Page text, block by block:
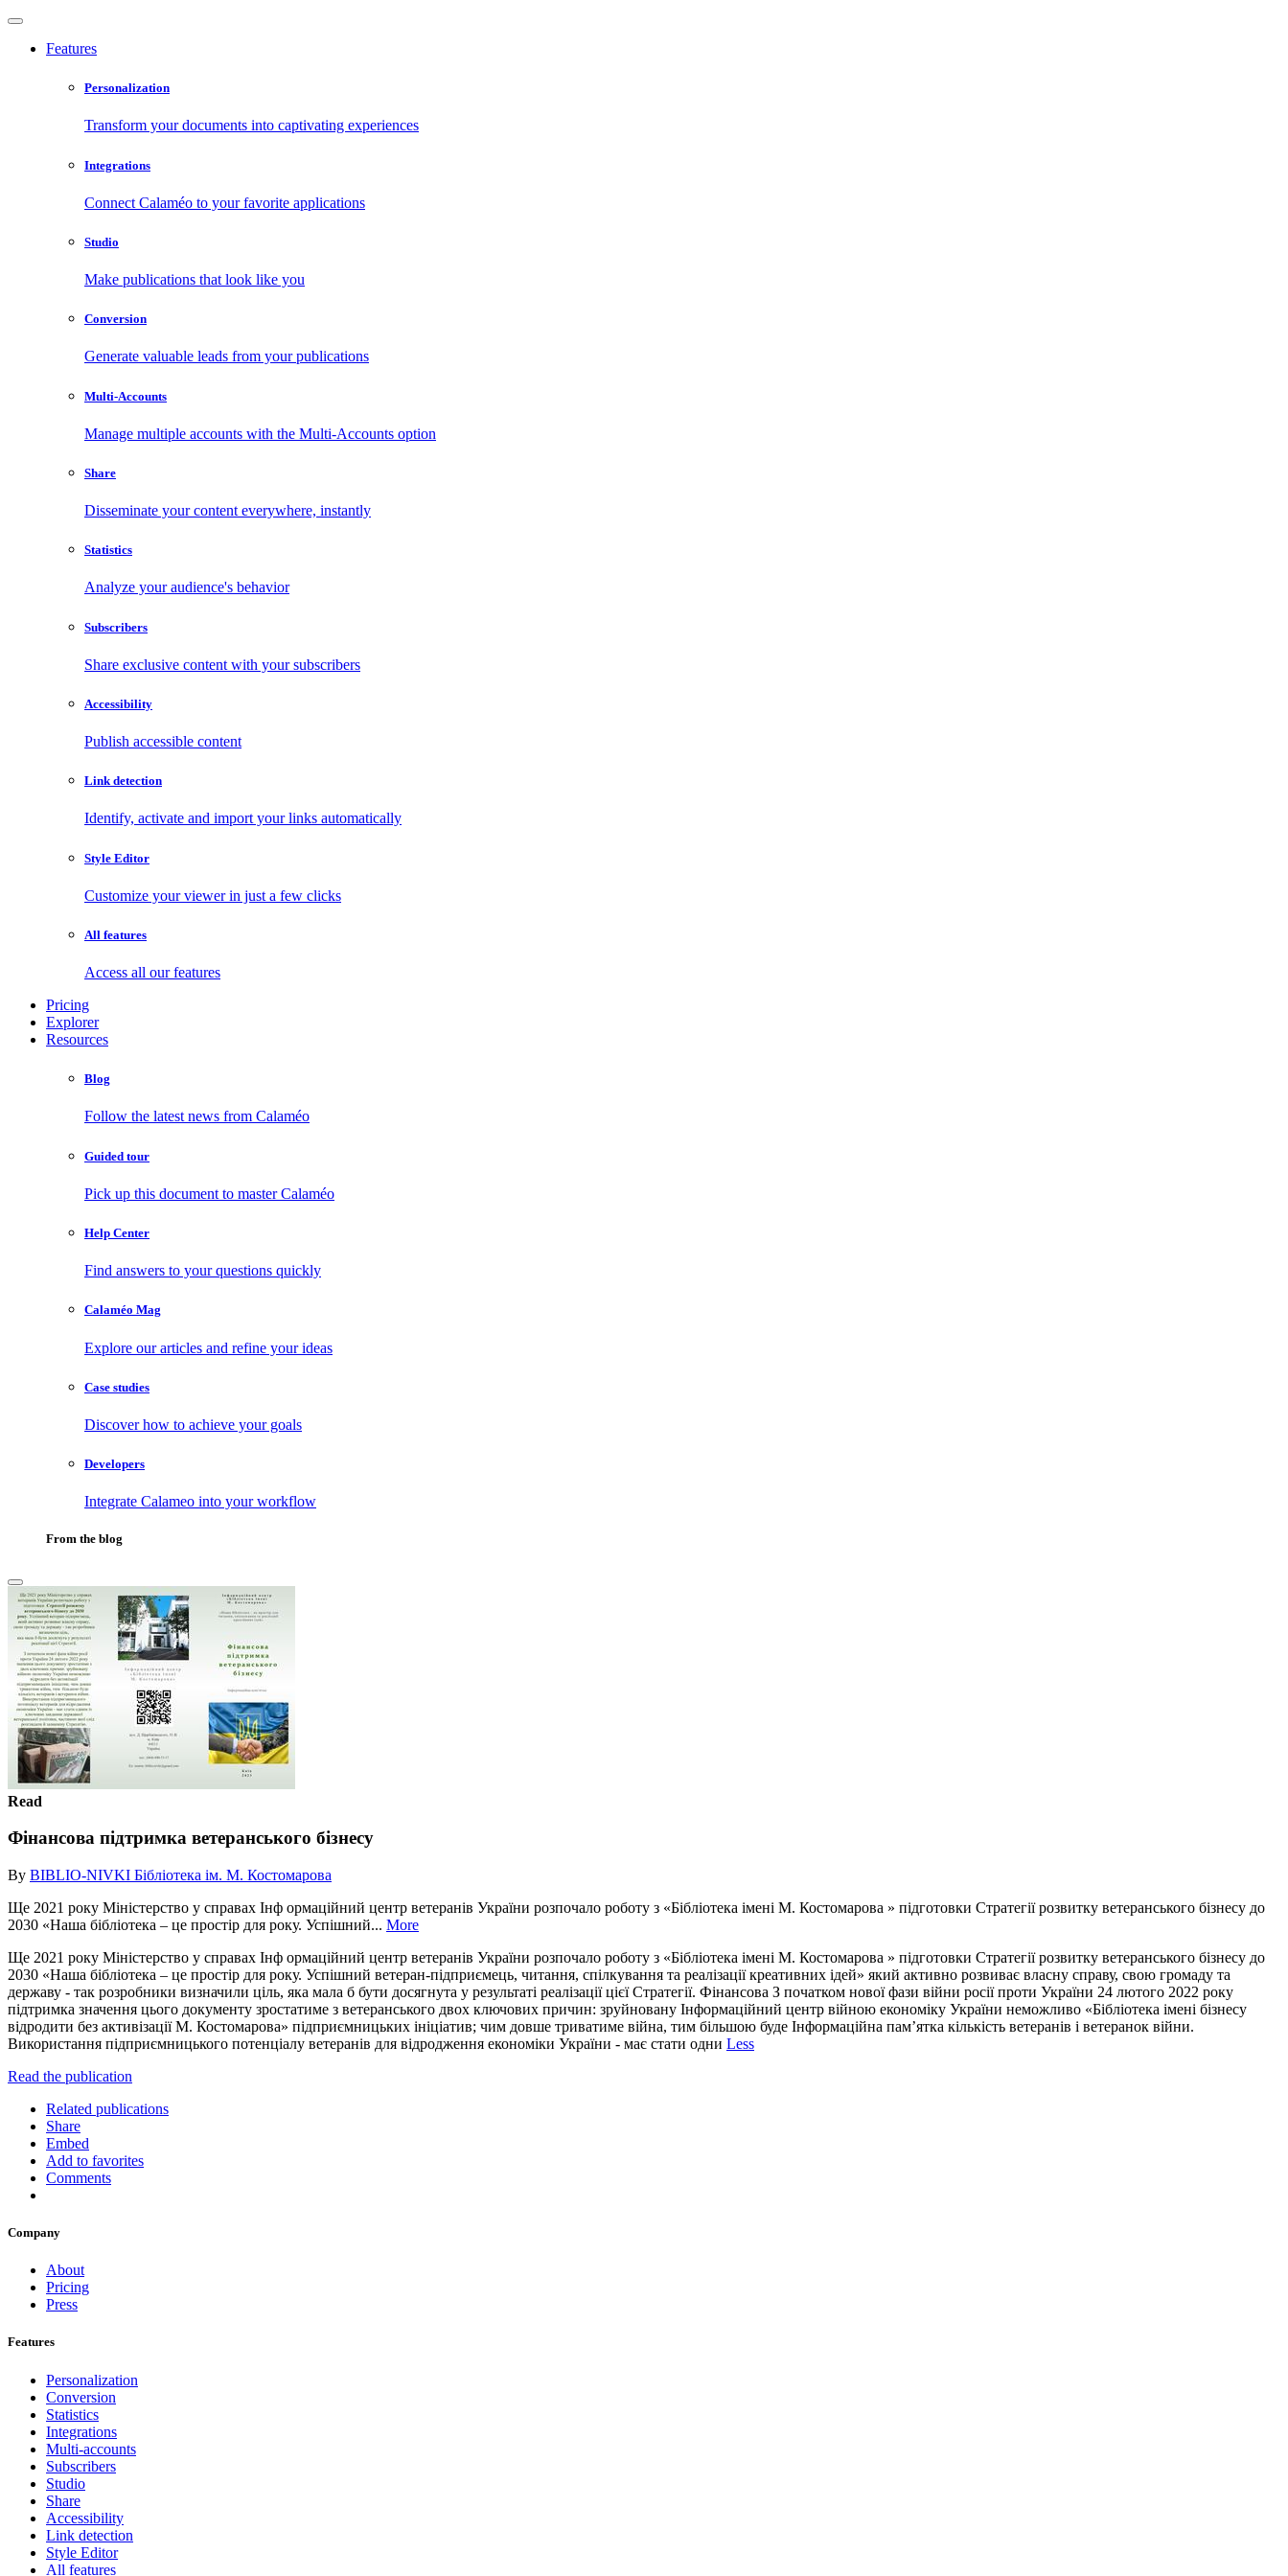
Features
Personalization
Transform your documents into captivating experiences
Integrations
Connect Calaméo to your favorite applications
Studio
Make publications that look like you
Conversion
Generate valuable leads from your publications
Multi-Accounts
Manage multiple accounts with the Multi-Accounts option
Share
Disseminate your content everywhere, instantly
Statistics
Analyze your audience's behavior
Subscribers
Share exclusive content with your subscribers
Accessibility
Publish accessible content
Link detection
Identify, activate and import your links automatically
Style Editor
Customize your viewer in just a few clicks
All features
Access all our features
Pricing
Explorer
Resources
Blog
Follow the latest news from Calaméo
Guided tour
Pick up this document to master Calaméo
Help Center
Find answers to your questions quickly
Calaméo Mag
Explore our articles and refine your ideas
Case studies
Discover how to achieve your goals
Developers
Integrate Calameo into your workflow
From the blog
Read
Фінансова підтримка ветеранського бізнесу
By BIBLIO-NIVKI Бібліотека ім. М. Костомарова
Ще 2021 року Міністерство у справах Інф ормаційний центр ветеранів України розпочало роботу з «Бібліотека імені М. Костомарова » підготовки Стратегії розвитку ветеранського бізнесу до
2030 «Наша бібліотека – це простір для року. Успішний... More
Ще 2021 року Міністерство у справах Інф ормаційний центр ветеранів України розпочало роботу з «Бібліотека імені М. Костомарова » підготовки Стратегії розвитку ветеранського бізнесу до
2030 «Наша бібліотека – це простір для року. Успішний ветеран-підприємець, читання, спілкування та реалізації креативних ідей» який активно розвиває власну справу, свою громаду та
державу - так розробники визначили ціль, яка мала б бути досягнута у результаті реалізації цієї Стратегії. Фінансова З початком нової фази війни росії проти України 24 лютого 2022 року
підтримка значення цього документу зростатиме з ветеранського двох ключових причин: зруйновану Інформаційний центр війною економіку України неможливо «Бібліотека імені бізнесу
відродити без активізації М. Костомарова» підприємницьких ініціатив; чим довше триватиме війна, тим більшою буде Інформаційна пам’ятка кількість ветеранів і ветеранок війни.
Використання підприємницького потенціалу ветеранів для відродження економіки України - має стати одни Less
Read the publication
Related publications
Share
Embed
Add to favorites
Comments
Company
About
Pricing
Press
Features
Personalization
Conversion
Statistics
Integrations
Multi-accounts
Subscribers
Studio
Share
Accessibility
Link detection
Style Editor
All features